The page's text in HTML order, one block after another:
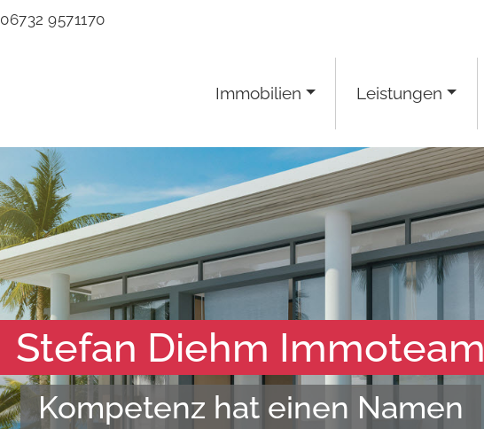
06732 9571170
Immobilien Leistungen
Stefan Diehm Immoteam
Kompetenz hat einen Namen